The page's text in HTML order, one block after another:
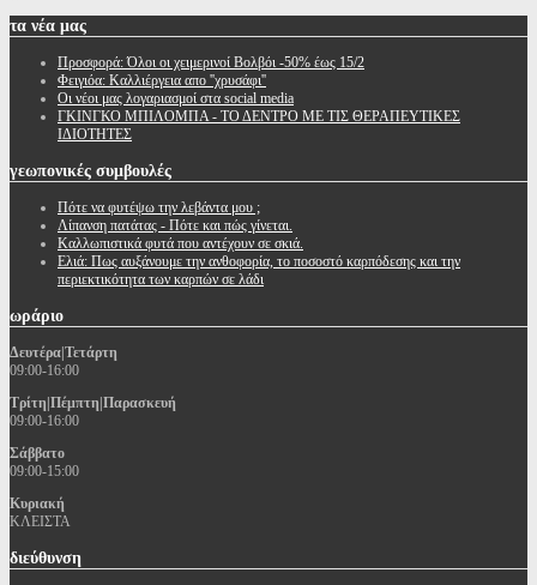
τα νέα μας
Προσφορά: Όλοι οι χειμερινοί Βολβόι -50% έως 15/2
Φειγιόα: Καλλιέργεια απο ''χρυσάφι''
Oι νέοι μας λογαριασμοί στα social media
ΓΚΙΝΓΚΟ ΜΠΙΛΟΜΠΑ - ΤΟ ΔΕΝΤΡΟ ΜΕ ΤΙΣ ΘΕΡΑΠΕΥΤΙΚΕΣ
ΙΔΙΟΤΗΤΕΣ
γεωπονικές συμβουλές
Πότε να φυτέψω την λεβάντα μου ;
Λίπανση πατάτας - Πότε και πώς γίνεται.
Καλλωπιστικά φυτά που αντέχουν σε σκιά.
Ελιά: Πως αυξάνουμε την ανθοφορία, το ποσοστό καρπόδεσης και την
περιεκτικότητα των καρπών σε λάδι
ωράριο
Δευτέρα|Τετάρτη
09:00-16:00
Τρίτη|Πέμπτη|Παρασκευή
09:00-16:00
Σάββατο
09:00-15:00
Κυριακή
ΚΛΕΙΣΤΑ
διεύθυνση